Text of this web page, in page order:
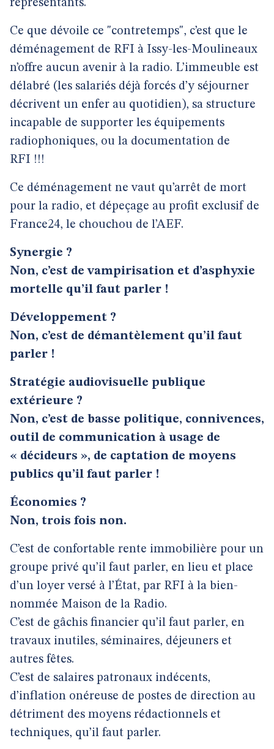
représentants.
Ce que dévoile ce "contretemps", c’est que le
déménagement de RFI à Issy-les-Moulineaux
n’offre aucun avenir à la radio. L’immeuble est
délabré (les salariés déjà forcés d’y séjourner
décrivent un enfer au quotidien), sa structure
incapable de supporter les équipements
radiophoniques, ou la documentation de
RFI !!!
Ce déménagement ne vaut qu’arrêt de mort
pour la radio, et dépeçage au profit exclusif de
France24, le chouchou de l’AEF.
Synergie ?
Non, c’est de vampirisation et d’asphyxie
mortelle qu’il faut parler !
Développement ?
Non, c’est de démantèlement qu’il faut
parler !
Stratégie audiovisuelle publique
extérieure ?
Non, c’est de basse politique, connivences,
outil de communication à usage de
« décideurs », de captation de moyens
publics qu’il faut parler !
Économies ?
Non, trois fois non.
C’est de confortable rente immobilière pour un
groupe privé qu’il faut parler, en lieu et place
d’un loyer versé à l’État, par RFI à la bien-
nommée Maison de la Radio.
C’est de gâchis financier qu’il faut parler, en
travaux inutiles, séminaires, déjeuners et
autres fêtes.
C’est de salaires patronaux indécents,
d’inflation onéreuse de postes de direction au
détriment des moyens rédactionnels et
techniques, qu’il faut parler.